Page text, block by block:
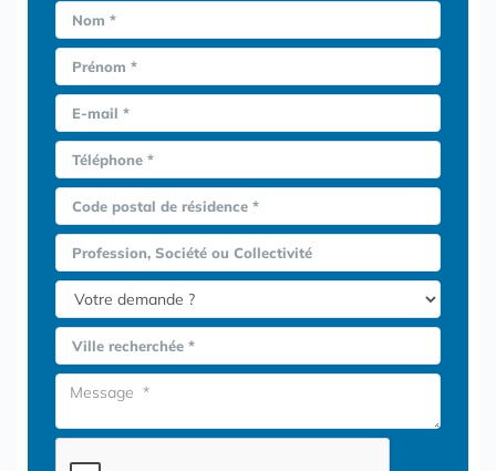
Nom *
Prénom *
E-mail *
Téléphone *
Code postal de résidence *
Profession, Société ou Collectivité
Ville recherchée *